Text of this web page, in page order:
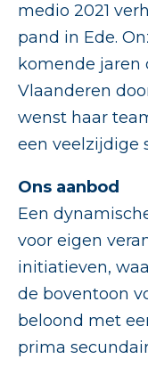
medio 2021
pand in Ede.
komende jaren
Vlaanderen
wenst haar
een veelzijdige
Ons aanbod
Een
voor eigen
initiatieven,
de boventoon
beloond met
prima